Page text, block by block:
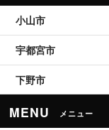
小山市
宇都宮市
下野市
MENU メニュー